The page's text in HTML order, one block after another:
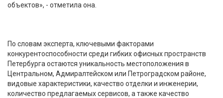
объектов», - отметила она.
По словам эксперта, ключевыми факторами
конкурентоспособности среди гибких офисных пространств
Петербурга остаются уникальность местоположения в
Центральном, Адмиралтейском или Петроградском районе,
видовые характеристики, качество отделки и инженерии,
количество предлагаемых сервисов, а также качество